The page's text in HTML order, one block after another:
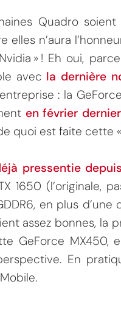
Quadro
elles n’aura
» ! Eh oui,
avec la dernière
: la
en février dernier
quoi est faite cette
pressentie
1650 (l’originale,
en plus
assez bonnes, la
GeForce MX450,
En